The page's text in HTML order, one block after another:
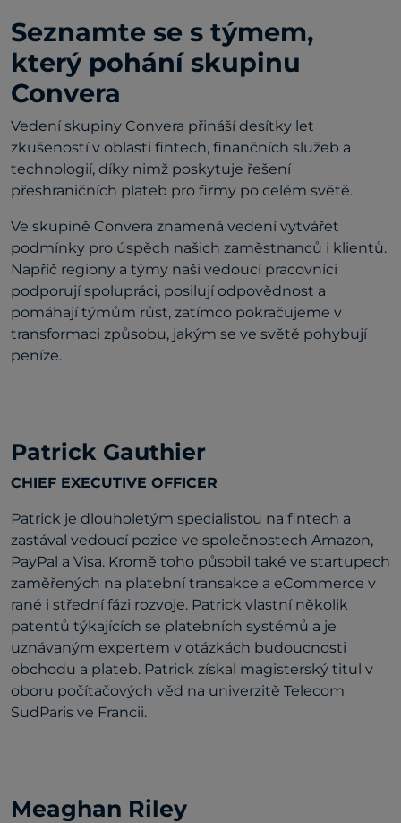
Seznamte se s týmem,
který pohání skupinu
Convera
Vedení skupiny Convera přináší desítky let
zkušeností v oblasti fintech, finančních služeb a
technologií, díky nimž poskytuje řešení
přeshraničních plateb pro firmy po celém světě.
Ve skupině Convera znamená vedení vytvářet
podmínky pro úspěch našich zaměstnanců i klientů.
Napříč regiony a týmy naši vedoucí pracovníci
podporují spolupráci, posilují odpovědnost a
pomáhají týmům růst, zatímco pokračujeme v
transformaci způsobu, jakým se ve světě pohybují
peníze.
Patrick Gauthier
CHIEF EXECUTIVE OFFICER
Patrick je dlouholetým specialistou na fintech a
zastával vedoucí pozice ve společnostech Amazon,
PayPal a Visa. Kromě toho působil také ve startupech
zaměřených na platební transakce a eCommerce v
rané i střední fázi rozvoje. Patrick vlastní několik
patentů týkajících se platebních systémů a je
uznávaným expertem v otázkách budoucnosti
obchodu a plateb. Patrick získal magisterský titul v
oboru počítačových věd na univerzitě Telecom
SudParis ve Francii.
Meaghan Riley